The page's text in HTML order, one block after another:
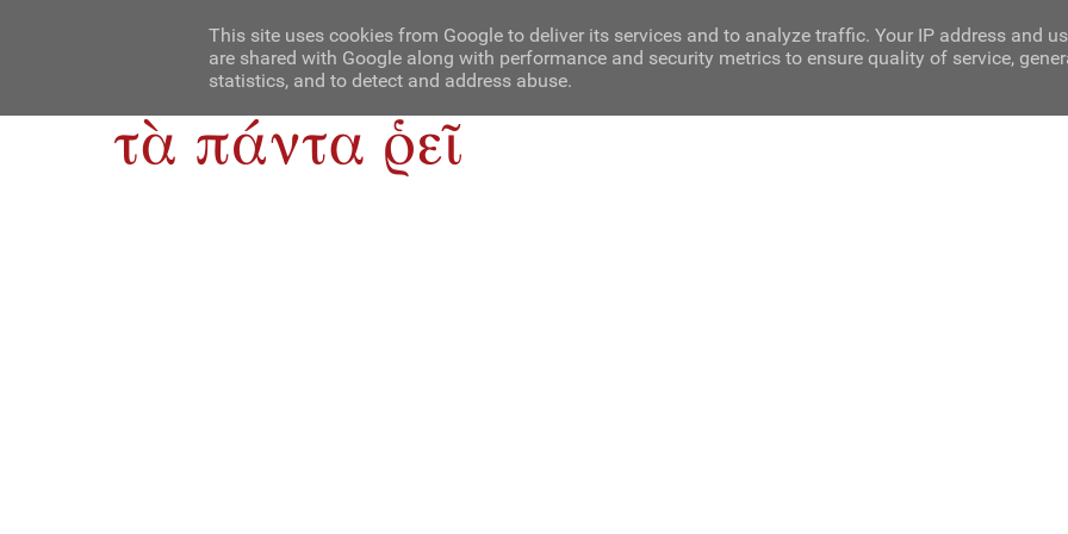
Contact Us About Us
This site uses cookies from Google to deliver its services and to analyze traffic. Your IP address and
are shared with Google along with performance and security metrics to ensure quality of service,
statistics, and to detect and address abuse.